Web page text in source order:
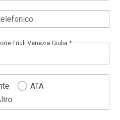
Friuli Venezia Giulia *
ATA